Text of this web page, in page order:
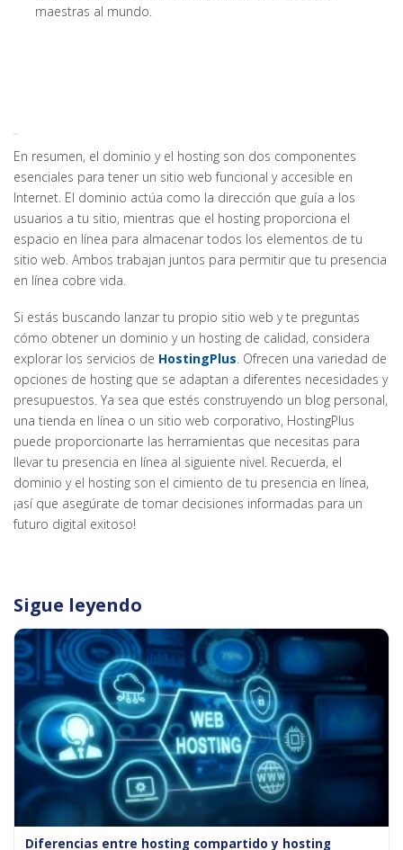
maestras al mundo.
En resumen, el dominio y el hosting son dos componentes
esenciales para tener un sitio web funcional y accesible en
Internet. El dominio actúa como la dirección que guía a los
usuarios a tu sitio, mientras que el hosting proporciona el
espacio en línea para almacenar todos los elementos de tu
sitio web. Ambos trabajan juntos para permitir que tu presencia
en línea cobre vida.
Si estás buscando lanzar tu propio sitio web y te preguntas
cómo obtener un dominio y un hosting de calidad, considera
explorar los servicios de HostingPlus . Ofrecen una variedad de
opciones de hosting que se adaptan a diferentes necesidades y
presupuestos. Ya sea que estés construyendo un blog personal,
una tienda en línea o un sitio web corporativo, HostingPlus
puede proporcionarte las herramientas que necesitas para
llevar tu presencia en línea al siguiente nivel. Recuerda, el
dominio y el hosting son el cimiento de tu presencia en línea,
¡así que asegúrate de tomar decisiones informadas para un
futuro digital exitoso!
Sigue leyendo
Diferencias entre hosting compartido y hosting